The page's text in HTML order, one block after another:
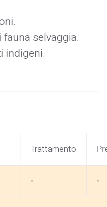
selvaggia.
indigeni.
Trattamento
- -